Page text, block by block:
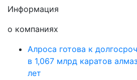
Информация
о компаниях
Алроса готова к
в 1,067 млрд каратов
лет